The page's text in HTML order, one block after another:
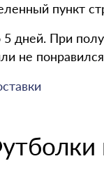
пункт
5 дней. При
не